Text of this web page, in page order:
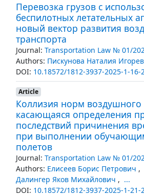
Перевозка грузов с
беспилотных летательных
новый вектор развития
транспорта
Journal: Transportation Law № 01/
Authors: Пискунова Наталия
DOI: 10.18572/1812-3937-2025-1-16-
Article
Коллизия норм воздушного
касающаяся определения
последствий причинения
при выполнении
полетов
Journal: Transportation Law № 01/
Authors: Елисеев Борис Петрович ,
Далингер Яков Михайлович , ...
DOI: 10.18572/1812-3937-2025-1-21-